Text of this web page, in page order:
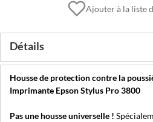
Ajouter à la liste
Détails
Housse de protection contre la
Imprimante Epson Stylus Pro 3800
Pas une housse universelle !